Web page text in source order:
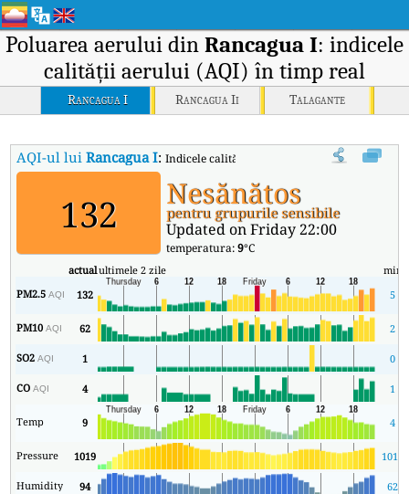
Poluarea aerului din Rancagua I: indicele
calității aerului (AQI) în timp real
Rancagua I Rancagua Ii Talagante
AQI-ul luiRancagua I:Indicele calității aerului (AQI) în timp real al
132 Nesănătos
pentru grupurile sensibile
Updated on Friday 22:00
temperatura:9°C
actualultimele 2 zile min
PM2.5AQI 132 5
PM10AQI 62 2
SO2AQI 1 0
COAQI 4 1
Temp 9 4
Pressure 1019 1012
Humidity 94 62